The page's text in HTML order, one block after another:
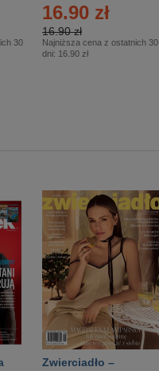
30
16.90 zł
16.90 zł
Najniższa cena z ostatnich 30
dni: 16.90 zł
Zwierciadło –